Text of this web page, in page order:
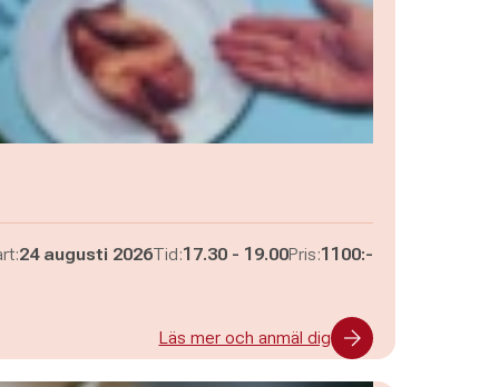
24 augusti 2026Tid:Pågår mellan
17.30 - och
19.00Pris:1100:-
Läs mer och anmäl dig